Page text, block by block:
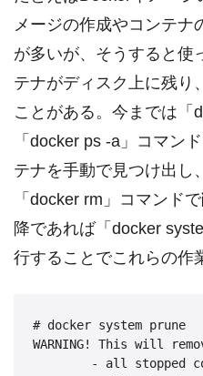
メージの作成やコンテナ
が多いが、そうすると使
テナがディスク上に残り
ことがある。今までは「
「docker ps -a」コマン
テナを手動で見つけ出し
「docker rm」コマンド
降であれば「docker
行することでこれらの作
# docker system prune
WARNING! This will
- all stopped